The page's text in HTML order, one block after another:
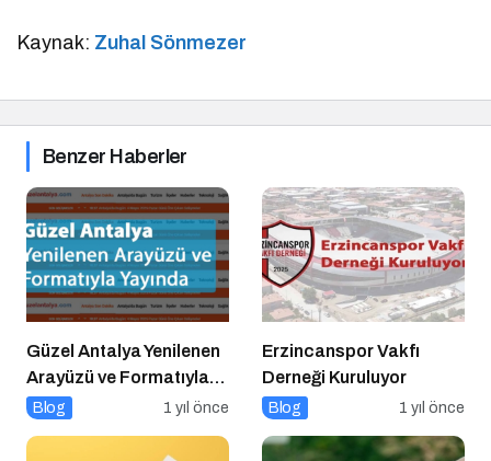
Kaynak: Zuhal Sönmezer
Benzer Haberler
Güzel Antalya Yenilenen
Arayüzü ve Formatıyla
Yayında
Blog 1 yıl önce
Erzincanspor Vakfı
Derneği Kuruluyor
Blog 1 yıl önce